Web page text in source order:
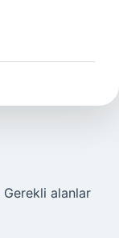
Gerekli alanlar